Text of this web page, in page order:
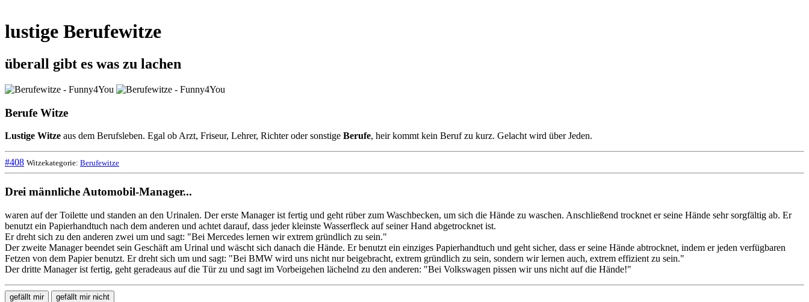
lustige Berufewitze
überall gibt es was zu lachen
Berufe Witze
Lustige Witze aus dem Berufsleben. Egal ob Arzt, Friseur, Lehrer, Richter oder sonstige Berufe, heir kommt kein Beruf zu kurz. Gelacht wird über Jeden.
#408 Witzekategorie: Berufewitze
Drei männliche Automobil-Manager...
waren auf der Toilette und standen an den Urinalen. Der erste Manager ist fertig und geht rüber zum Waschbecken, um sich die Hände zu waschen. Anschließend trocknet er seine Hände sehr sorgfältig ab. Er
benutzt ein Papierhandtuch nach dem anderen und achtet darauf, dass jeder kleinste Wasserfleck auf seiner Hand abgetrocknet ist.
Er dreht sich zu den anderen zwei um und sagt: "Bei Mercedes lernen wir extrem gründlich zu sein."
Der zweite Manager beendet sein Geschäft am Urinal und wäscht sich danach die Hände. Er benutzt ein einziges Papierhandtuch und geht sicher, dass er seine Hände abtrocknet, indem er jeden verfügbaren
Fetzen von dem Papier benutzt. Er dreht sich um und sagt: "Bei BMW wird uns nicht nur beigebracht, extrem gründlich zu sein, sondern wir lernen auch, extrem effizient zu sein."
Der dritte Manager ist fertig, geht geradeaus auf die Tür zu und sagt im Vorbeigehen lächelnd zu den anderen: "Bei Volkswagen pissen wir uns nicht auf die Hände!"
gefällt mir gefällt mir nicht